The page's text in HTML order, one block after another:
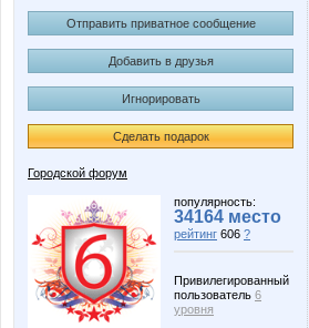
Отправить приватное сообщение
Добавить в друзья
Игнорировать
Сделать подарок
Городской форум
популярность:
34164 место
рейтинг 606 ?
Привилегированный
пользователь 6
уровня